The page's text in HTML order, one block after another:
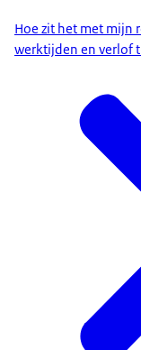
Hoe zit het met mijn
werktijden en verlof